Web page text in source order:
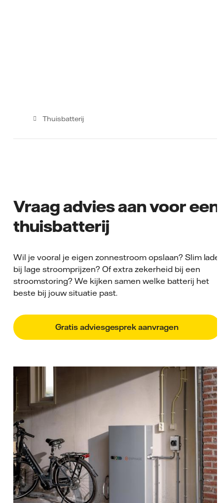
Thuisbatterij
Vraag advies aan voor een
thuisbatterij
Wil je vooral je eigen zonnestroom opslaan? Slim
bij lage stroomprijzen? Of extra zekerheid bij een
stroomstoring? We kijken samen welke batterij het
beste bij jouw situatie past.
Gratis adviesgesprek aanvragen